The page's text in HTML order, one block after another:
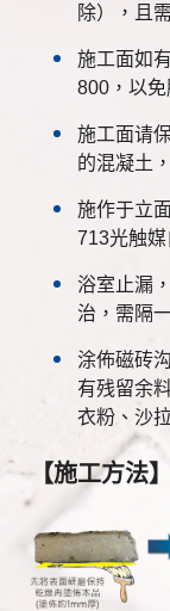
除），且
施工面如
800，以免
施工面请
的混凝土
施作于立
713光触媒
浴室止漏
治，需隔
涂佈磁砖
有残留余
衣粉、沙
【施工方法】